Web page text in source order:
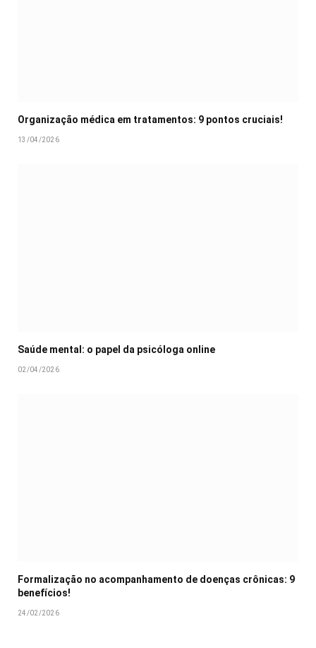
Organização médica em tratamentos: 9 pontos cruciais!
13/04/2026
Saúde mental: o papel da psicóloga online
02/04/2026
Formalização no acompanhamento de doenças crônicas: 9
benefícios!
24/02/2026